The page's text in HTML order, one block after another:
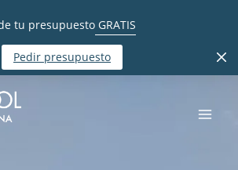
tu presupuesto GRATIS
Pedir presupuesto